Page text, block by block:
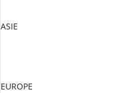
ASIE
EUROPE